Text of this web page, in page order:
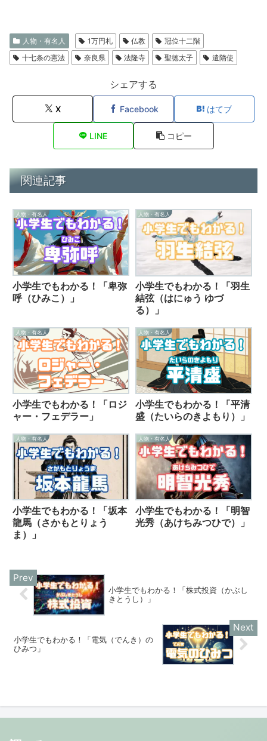
人物・有名人 1万円札 仏教
冠位十二階
十七条の憲法
奈良県 法隆寺 聖徳太子 遣隋使
シェアする
X Facebook はてブ
LINE コピー
関連記事
人物・有名人
小学生でもわかる！「卑弥
呼（ひみこ）」
人物・有名人
小学生でもわかる！「羽生
結弦（はにゅう ゆづ
る）」
人物・有名人
小学生でもわかる！「ロジ
ャー・フェデラー」
人物・有名人
小学生でもわかる！「平清
盛（たいらのきよもり）」
人物・有名人
小学生でもわかる！「坂本
龍馬（さかもとりょう
ま）」
人物・有名人
小学生でもわかる！「明智
光秀（あけちみつひで）」
小学生でもわかる！「株式投資（かぶし
きとうし）」
小学生でもわかる！「電気（でんき）の
ひみつ」